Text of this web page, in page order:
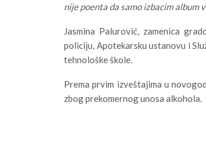
nije poenta da samo izbacim album
Jasmina Palurović, zamenica
policiju, Apotekarsku ustanovu i
tehnološke škole.
Prema prvim izveštajima u
zbog prekomernog unosa alkohola.